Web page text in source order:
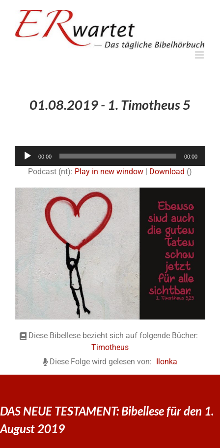
springen
01.08.2019 - 1. Timotheus 5
00:00 00:00
Podcast (nt): Play in new window | Download ()
Diese Bibellese bezieht sich auf folgende Bücher:
Timotheus
Diese Folge wird gelesen von: Ilonka
DAS NEUE TESTAMENT: Bibellese für den 1.
August 2019